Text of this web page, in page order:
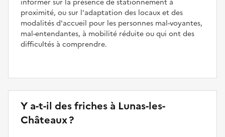
proximité, ou sur l'adaptation des locaux et des
modalités d'accueil pour les personnes mal-voyantes,
mal-entendantes, à mobilité réduite ou qui ont des
difficultés à comprendre.
Y a-t-il des friches à Lunas-les-
Châteaux ?